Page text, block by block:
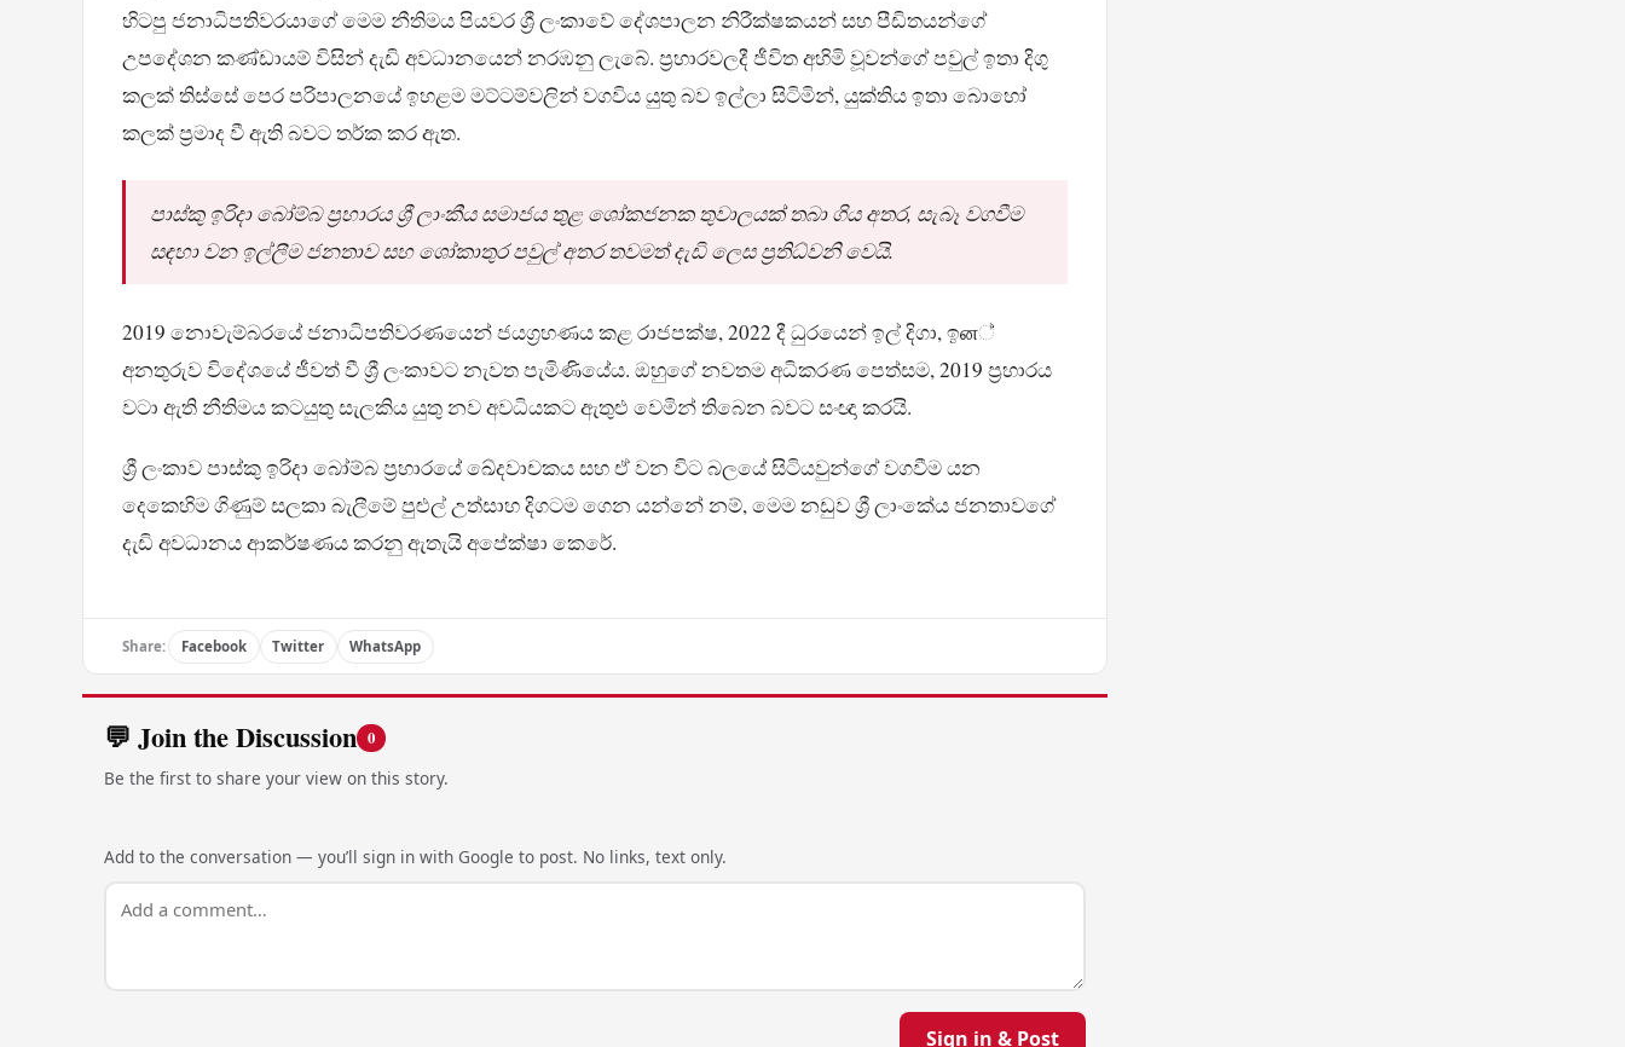
හිටපු ජනාධිපතිවරයාගේ මෙම නීතිමය පියවර ශ්‍රී ලංකාවේ දේශපාලන නිරීක්ෂකයන් සහ පීඩිතයන්ගේ
උපදේශන කණ්ඩායම් විසින් දැඩි අවධානයෙන් නරඹනු ලැබේ. ප්‍රහාරවලදී ජීවිත අහිමි වූවන්ගේ පවුල් ඉතා දිගු
කලක් තිස්සේ පෙර පරිපාලනයේ ඉහළම මට්ටම්වලින් වගවිය යුතු බව ඉල්ලා සිටිමින්, යුක්තිය ඉතා බොහෝ
කලක් ප්‍රමාද වී ඇති බවට තර්ක කර ඇත.
පාස්කු ඉරිදා බෝම්බ ප්‍රහාරය ශ්‍රී ලාංකීය සමාජය තුළ ශෝකජනක තුවාලයක් තබා ගිය අතර, සැබෑ වගවීම
සඳහා වන ඉල්ලීම ජනතාව සහ ශෝකාතුර පවුල් අතර තවමත් දැඩි ලෙස ප්‍රතිධ්වනි වෙයි.
2019 නොවැම්බරයේ ජනාධිපතිවරණයෙන් ජයග්‍රහණය කළ රාජපක්ෂ, 2022 දී ධුරයෙන් ඉල් දිගා, ඉன්
අනතුරුව විදේශයේ ජීවත් වී ශ්‍රී ලංකාවට නැවත පැමිණියේය. ඔහුගේ නවතම අධිකරණ පෙත්සම, 2019 ප්‍රහාරය
වටා ඇති නීතිමය කටයුතු සැලකිය යුතු නව අවධියකට ඇතුළු වෙමින් තිබෙන බවට සංඥා කරයි.
ශ්‍රී ලංකාව පාස්කු ඉරිදා බෝම්බ ප්‍රහාරයේ ඛේදවාචකය සහ ඒ වන විට බලයේ සිටියවුන්ගේ වගවීම යන
දෙකෙහිම ගිණුම් සලකා බැලීමේ පුළුල් උත්සාහ දිගටම ගෙන යන්නේ නම්, මෙම නඩුව ශ්‍රී ලාංකේය ජනතාවගේ
දැඩි අවධානය ආකර්ෂණය කරනු ඇතැයි අපේක්ෂා කෙරේ.
Share: Facebook Twitter WhatsApp
💬 Join the Discussion 0
Be the first to share your view on this story.
Add to the conversation — you’ll sign in with Google to post. No links, text only.
Sign in & Post